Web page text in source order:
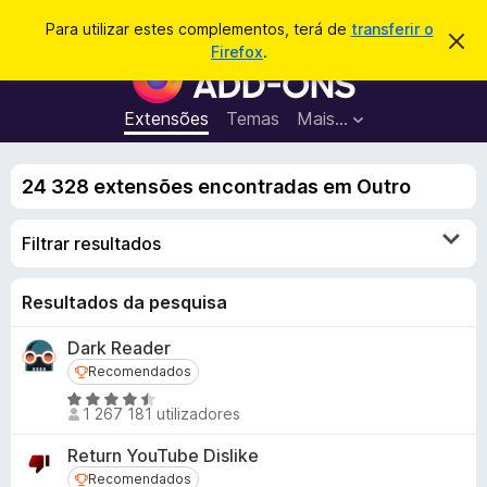
Para utilizar estes complementos, terá de transferir o
Firefox.
D
t
e
C
o
m
p
e
i
Extensões Temas Mais…
Iniciar sessão
s
24 328 extensões encontradas em Outro
Filtrar resultados
Resultados da pesquisa
Dark Reader
Recomendados
Recomendados
A
v
a
l
1 267 181 utilizadores
Return YouTube Dislike
Recomendados
Recomendados